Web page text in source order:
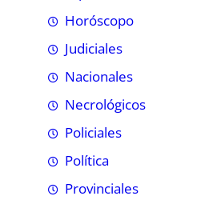
Horóscopo
Judiciales
Nacionales
Necrológicos
Policiales
Política
Provinciales